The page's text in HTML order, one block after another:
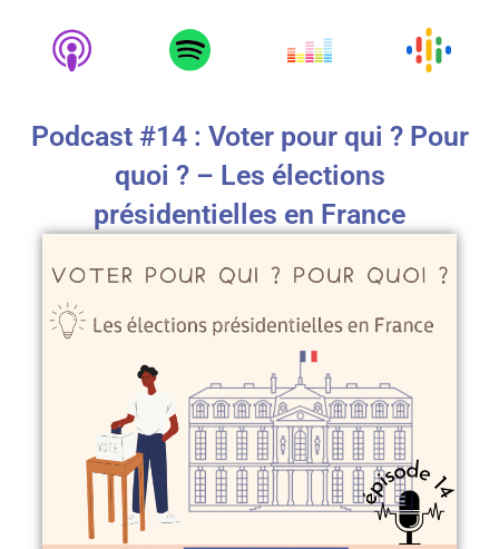
Podcast #14 : Voter pour qui ? Pour
quoi ? – Les élections
présidentielles en France